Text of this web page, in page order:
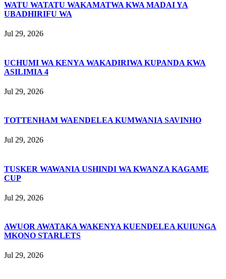
WATU WATATU WAKAMATWA KWA MADAI YA
UBADHIRIFU WA
Jul 29, 2026
UCHUMI WA KENYA WAKADIRIWA KUPANDA KWA
ASILIMIA 4
Jul 29, 2026
TOTTENHAM WAENDELEA KUMWANIA SAVINHO
Jul 29, 2026
TUSKER WAWANIA USHINDI WA KWANZA KAGAME
CUP
Jul 29, 2026
AWUOR AWATAKA WAKENYA KUENDELEA KUIUNGA
MKONO STARLETS
Jul 29, 2026